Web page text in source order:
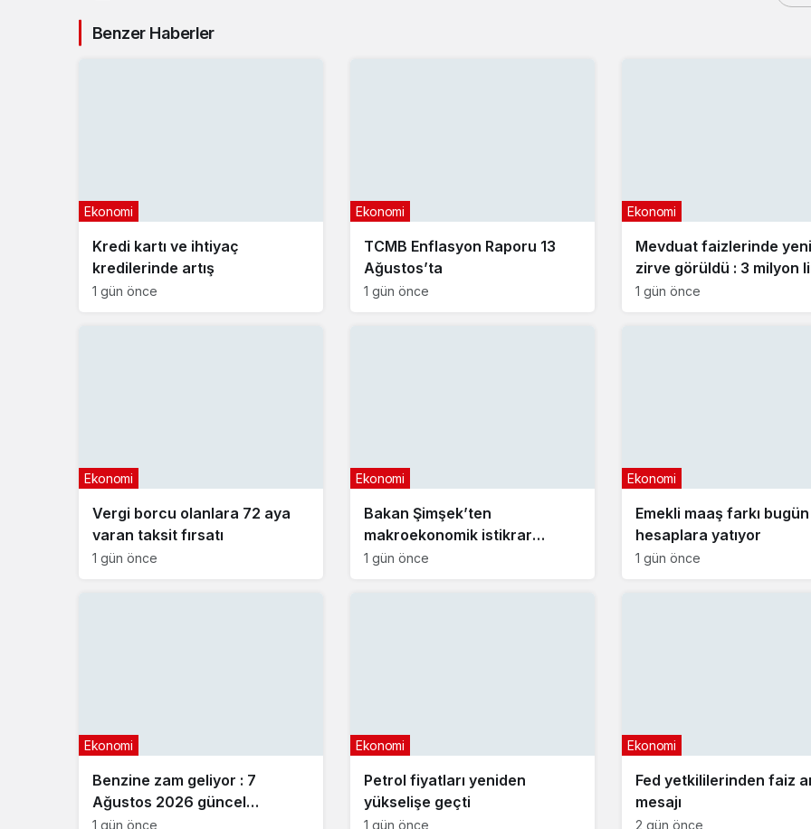
Benzer Haberler
Kredi kartı ve ihtiyaç
kredilerinde artış
Ekonomi
1 gün önce
TCMB Enflasyon Raporu 13
Ağustos’ta
Ekonomi
1 gün önce
Mevduat faizlerinde
zirve görüldü : 3 milyon
aylık getirisi ne kadar
Ekonomi
1 gün önce
Vergi borcu olanlara 72 aya
varan taksit fırsatı
Ekonomi
1 gün önce
Bakan Şimşek’ten
makroekonomik istikrar
açıklaması
Ekonomi
1 gün önce
Emekli maaş farkı bugün
hesaplara yatıyor
Ekonomi
1 gün önce
Benzine zam geliyor : 7
Ağustos 2026 güncel
akaryakıt fiyatları
Ekonomi
1 gün önce
Petrol fiyatları yeniden
yükselişe geçti
Ekonomi
1 gün önce
Fed yetkililerinden faiz
mesajı
Ekonomi
2 gün önce